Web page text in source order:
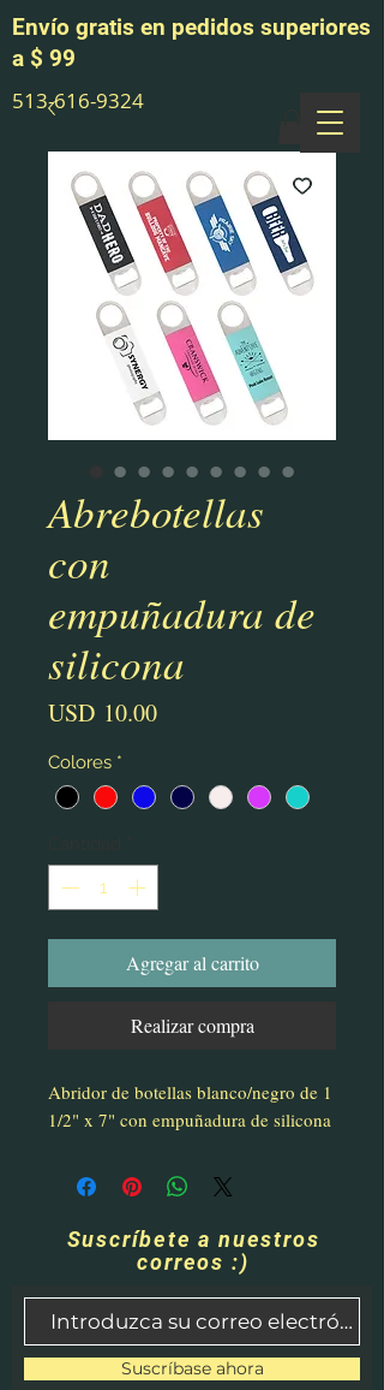
513-616-9324
Envío gratis en pedidos superiores
a $ 99
Abrebotellas
con
empuñadura de
silicona
USD 10.00Precio
Colores *
Agregar al carrito
Realizar compra
Abridor de botellas blanco/negro de 1
1/2" x 7" con empuñadura de silicona
Suscríbete a nuestros
correos :)
Suscríbase ahora